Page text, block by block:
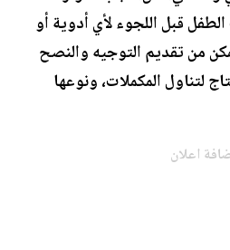
قبل اللجوء لأي أدوية أو
من تقديم التوجيه والنصح
لتناول المكملات، ونوعها
اعلان